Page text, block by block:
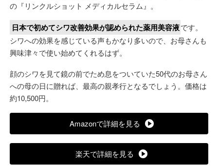
の『リンクルショット メディカルセラム』。
日本で初めてシワ改善効果が認められた薬用美容液です。
シワへの効果を感じている声もかなり多いので、お母さんも
興味津々で使い始めてくれるはず。
顔のシワを見て鏡の前でため息をついていた50代のお母さん
への母の日に贈れば、最高の親孝行となるでしょう。価格は
約10,500円。
Amazonで詳細を見る
楽天で詳細を見る